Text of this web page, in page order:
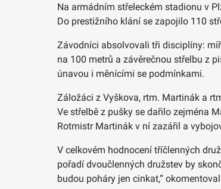
Na armádním střeleckém stadionu v
Do prestižního klání se zapojilo 110
Závodníci absolvovali tři disciplíny:
na 100 metrů a závěrečnou střelbu z
únavou i měnícími se podmínkami.
Záložáci z Vyškova, rtm. Martinák a
Ve střelbě z pušky se dařilo zejména
Rotmistr Martinák v ní zazářil a
V celkovém hodnocení tříčlenných
pořadí dvoučlenných družstev by
budou poháry jen cinkat,“